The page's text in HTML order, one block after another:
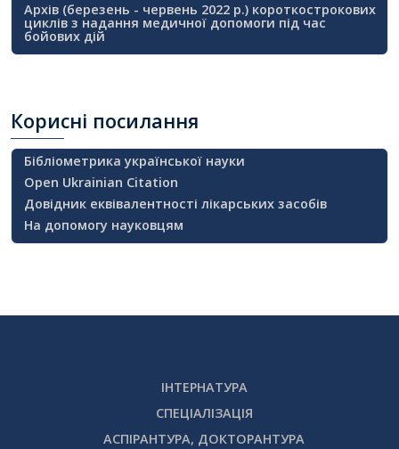
Архів (березень - червень 2022 р.) короткострокових
циклів з надання медичної допомоги під час
бойових дій
Корисні посилання
Бібліометрика української науки
Open Ukrainian Citation
Довідник еквівалентності лікарських засобів
На допомогу науковцям
ІНТЕРНАТУРА
СПЕЦІАЛІЗАЦІЯ
АСПІРАНТУРА, ДОКТОРАНТУРА